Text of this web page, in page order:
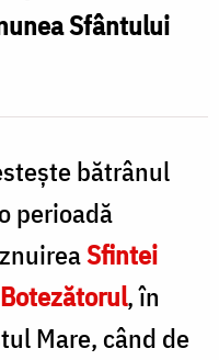
Sfântului
bătrânul
perioadă
Sfintei
, în
Mare, când de